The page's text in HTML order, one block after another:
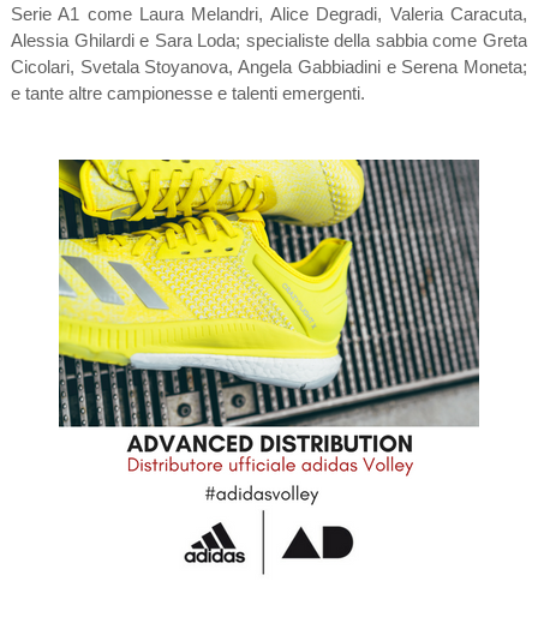
Serie A1 come Laura Melandri, Alice Degradi, Valeria Caracuta,
Alessia Ghilardi e Sara Loda; specialiste della sabbia come Greta
Cicolari, Svetala Stoyanova, Angela Gabbiadini e Serena Moneta;
e tante altre campionesse e talenti emergenti.